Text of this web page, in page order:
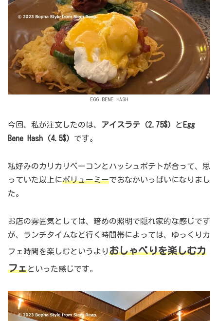
EGG BENE HASH
今回、私が注文したのは、 アイスラテ（2.75$） と Egg
Bene Hash（4.5$） です。
私好みのカリカリベーコンとハッシュポテトが合って、思
っていた以上にボリューミーでおなかいっぱいになりまし
た。
お店の雰囲気としては、暗めの照明で隠れ家的な感じです
が、ランチタイムなど行く時間帯によっては、ゆっくりカ
フェ時間を楽しむというよりおしゃべりを楽しむカ
フェといった感じです。